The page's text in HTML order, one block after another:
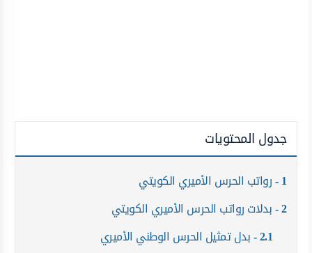
جدول المحتويات
1 رواتب الحرس الأميري الكويتي
2 بدلات رواتب الحرس الأميري الكويتي
2.1 بدل تمثيل الحرس الوطني الأميري